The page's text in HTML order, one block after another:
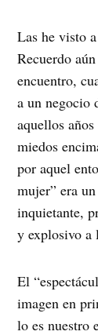
Las he visto
Recuerdo
encuentro,
a un negocio
aquellos
miedos
por aquel
mujer” era
inquietante,
y explosivo
El
imagen en
lo es nuestro